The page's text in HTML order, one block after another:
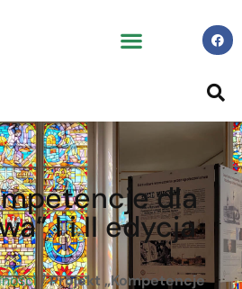
dla
I i II edycja
/Projekt „Kompetencje